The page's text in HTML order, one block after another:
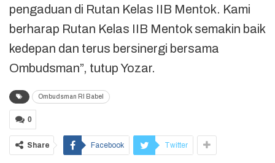
pengaduan di Rutan Kelas IIB Mentok. Kami
berharap Rutan Kelas IIB Mentok semakin baik
kedepan dan terus bersinergi bersama
Ombudsman”, tutup Yozar.
Ombudsman RI Babel
0
Share Facebook Twitter